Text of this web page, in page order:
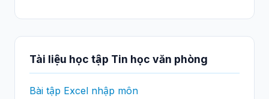
Tài liệu học tập Tin học văn phòng
Bài tập Excel nhập môn